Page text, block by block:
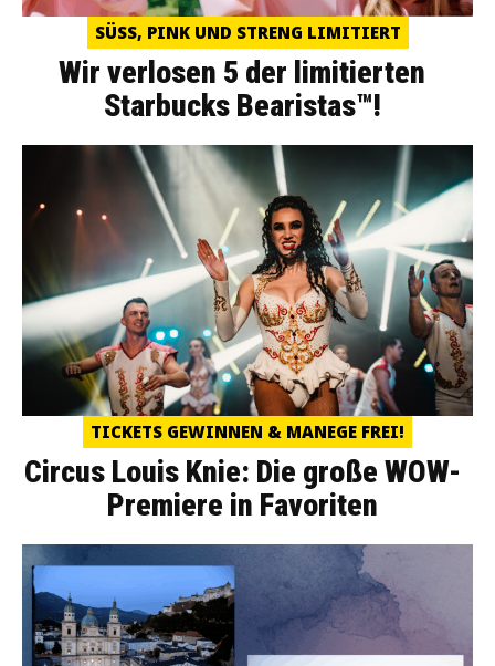
SÜSS, PINK UND STRENG LIMITIERT
Wir verlosen 5 der limitierten
Starbucks Bearistas™!
TICKETS GEWINNEN & MANEGE FREI!
Circus Louis Knie: Die große WOW-
Premiere in Favoriten